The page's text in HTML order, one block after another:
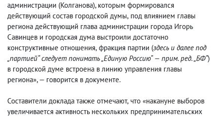
администрации (Колганова), которым формировался
действующий состав городской думы, под влиянием главы
региона действующий глава администрации города Игорь
Савинцев и городская дума выстроили достаточно
конструктивные отношения, фракция партии (здесь и далее под
„партией“ следует понимать „Единую Россию“ — прим. ред. „БФ“)
в городской думе встроена в линию управления главы
региона», — говорится в документе.
Составители доклада также отмечают, что «накануне выборов
увеличивается активность нескольких предпринимательских